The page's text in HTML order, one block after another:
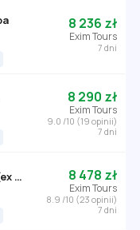
8 236 zł
Exim Tours
7 dni
8 290 zł
Exim Tours
9.0 /10 (19 opinii)
7 dni
Sol by Melia Bali Benoa (ex Sol Beach House Benoa)
8 478 zł
Exim Tours
8.9 /10 (23 opinii)
7 dni